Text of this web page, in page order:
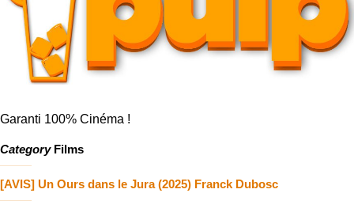
Garanti 100% Cinéma !
Category Films
[AVIS] Un Ours dans le Jura (2025) Franck Dubosc